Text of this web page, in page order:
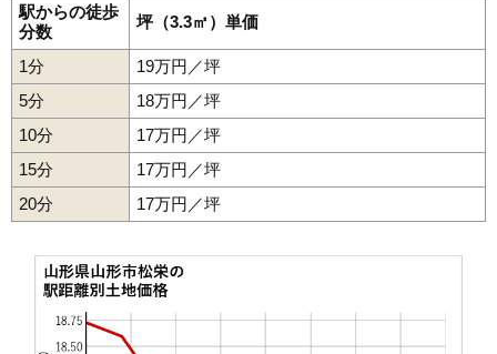
44
45
46 美畑町
47 桜田東
48 あさひ町
49 薬師町
50 西田
52 上桜田
53 東青田
飯田西
駅からの徒歩
分数
坪（3.3㎡）単価
1分
19万円／坪
5分
18万円／坪
10分
17万円／坪
15分
17万円／坪
20分
17万円／坪